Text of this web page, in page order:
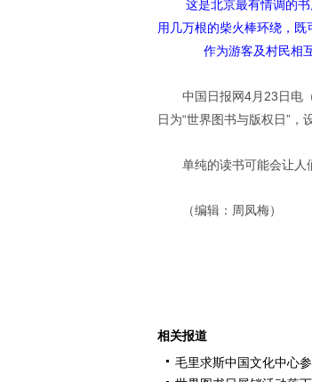
这是北京最有情调的
用几万根的柴火棒环绕，
作为游客及村民相
中国日报网4月23日电
日为“世界图书与版权日”，
单纯的读书可能会让人
（编辑：周凤梅）
相关报道
毛里求斯中国文化中心